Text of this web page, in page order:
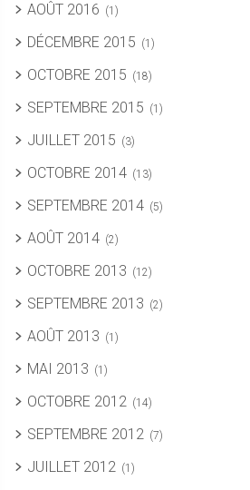
AOÛT 2016 (1)
DÉCEMBRE 2015 (1)
OCTOBRE 2015 (18)
SEPTEMBRE 2015 (1)
JUILLET 2015 (3)
OCTOBRE 2014 (13)
SEPTEMBRE 2014 (5)
AOÛT 2014 (2)
OCTOBRE 2013 (12)
SEPTEMBRE 2013 (2)
AOÛT 2013 (1)
MAI 2013 (1)
OCTOBRE 2012 (14)
SEPTEMBRE 2012 (7)
JUILLET 2012 (1)